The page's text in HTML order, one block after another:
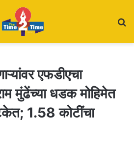
एफडीएचा
मुंढेंच्या धडक मोहिमेत
1.58 कोटींचा